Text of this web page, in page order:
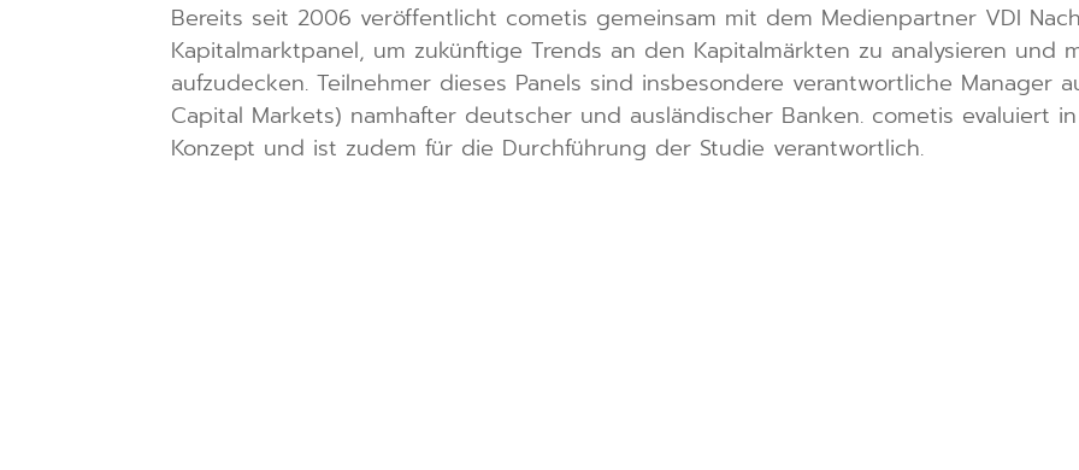
Bereits seit 2006 veröffentlicht cometis gemeinsam mit dem Medienpartner VDI
Kapitalmarktpanel, um zukünftige Trends an den Kapitalmärkten zu analysieren und
aufzudecken. Teilnehmer dieses Panels sind insbesondere verantwortliche Manager
Capital Markets) namhafter deutscher und ausländischer Banken. cometis evaluiert
Konzept und ist zudem für die Durchführung der Studie verantwortlich.